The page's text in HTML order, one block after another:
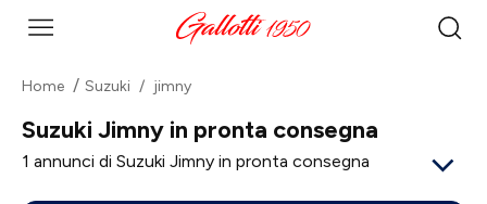
Home Suzuki jimny
Suzuki Jimny in pronta consegna
1 annunci di Suzuki Jimny in pronta consegna